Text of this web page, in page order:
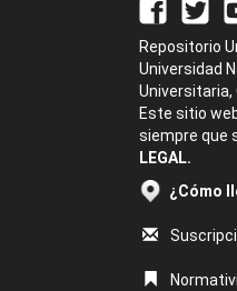
Repositorio
Universidad
Universitaria,
Este sitio
siempre que
LEGAL.
¿Cómo